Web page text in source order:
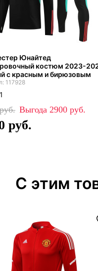
Юнайтед
костюм 2023-
с красным и бирюзовым
117928
2900
С этим